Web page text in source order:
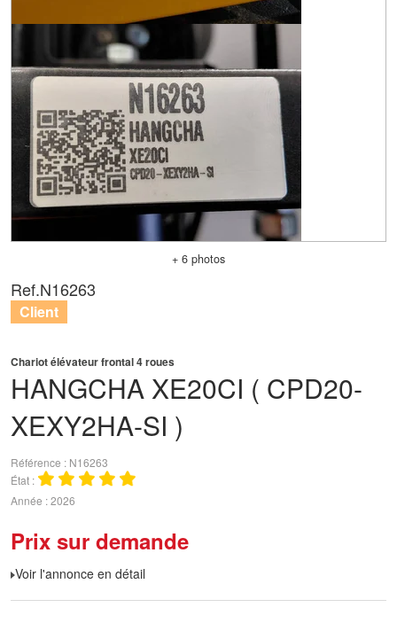
+ 6 photos
HANGCHA XE20CI ( CPD20-
XEXY2HA-SI )
Chariot élévateur frontal 4 roues
Référence
N16263
État
Année 2026
Prix sur demande
Voir l'annonce en détail
Ref.N16263
Client